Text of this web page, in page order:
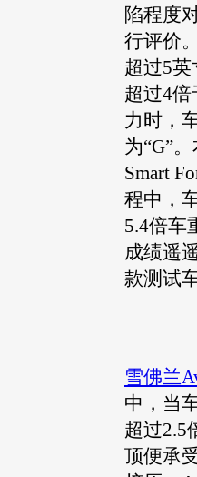
陷程度
行评价
超过5
超过4
力时，
为“G”
Smart
程中，
5.4倍车
成绩遥
款测试
雪佛兰
中，当
超过2.5
顶便承